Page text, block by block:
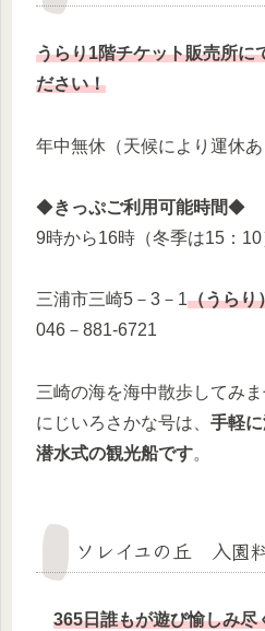
うらり1階チケット販売所に
ださい！
年中無休（天候により運休あ
◆きっぷご利用可能時間◆
9時から16時（冬季は15：10
三浦市三崎5－3－1（うらり
046－881-6721
三崎の海を海中散歩してみま
にじいろさかな号は、 手軽
潜水式の観光船です。
ソレイユの丘 入園
365日誰もが遊び愉しみ尽